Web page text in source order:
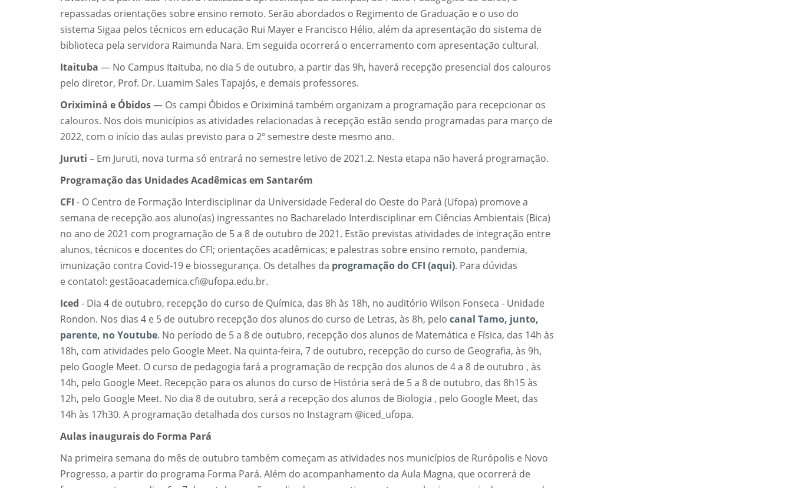
repassadas orientações sobre ensino remoto. Serão abordados o Regimento de Graduação e o uso do
sistema Sigaa pelos técnicos em educação Rui Mayer e Francisco Hélio, além da apresentação do sistema de
biblioteca pela servidora Raimunda Nara. Em seguida ocorrerá o encerramento com apresentação cultural.
Itaituba — No Campus Itaituba, no dia 5 de outubro, a partir das 9h, haverá recepção presencial dos calouros
pelo diretor, Prof. Dr. Luamim Sales Tapajós, e demais professores.
Oriximiná e Óbidos— Os campi Óbidos e Oriximiná também organizam a programação para recepcionar os
calouros. Nos dois municípios as atividades relacionadas à recepção estão sendo programadas para março de
2022, com o início das aulas previsto para o 2º semestre deste mesmo ano.
Juruti – Em Juruti, nova turma só entrará no semestre letivo de 2021.2. Nesta etapa não haverá programação.
Programação das Unidades Acadêmicas em Santarém
CFI - O Centro de Formação Interdisciplinar da Universidade Federal do Oeste do Pará (Ufopa) promove a
semana de recepção aos aluno(as) ingressantes no Bacharelado Interdisciplinar em Ciências Ambientais (Bica)
no ano de 2021 com programação de 5 a 8 de outubro de 2021. Estão previstas atividades de integração entre
alunos, técnicos e docentes do CFI; orientações acadêmicas; e palestras sobre ensino remoto, pandemia,
imunização contra Covid-19 e biossegurança. Os detalhes da programação do CFI (aqui). Para dúvidas
e contatol: gestãoacademica.cfi@ufopa.edu.br.
Iced - Dia 4 de outubro, recepção do curso de Química, das 8h às 18h, no auditório Wilson Fonseca - Unidade
Rondon. Nos dias 4 e 5 de outubro recepção dos alunos do curso de Letras, às 8h, pelo canal Tamo, junto,
parente, no Youtube. No período de 5 a 8 de outubro, recepção dos alunos de Matemática e Física, das 14h às
18h, com atividades pelo Google Meet. Na quinta-feira, 7 de outubro, recepção do curso de Geografia, às 9h,
pelo Google Meet. O curso de pedagogia fará a programação de recpção dos alunos de 4 a 8 de outubro , às
14h, pelo Google Meet. Recepção para os alunos do curso de História será de 5 a 8 de outubro, das 8h15 às
12h, pelo Google Meet. No dia 8 de outubro, será a recepção dos alunos de Biologia , pelo Google Meet, das
14h às 17h30. A programação detalhada dos cursos no Instagram @iced_ufopa.
Aulas inaugurais do Forma Pará
Na primeira semana do mês de outubro também começam as atividades nos municípios de Rurópolis e Novo
Progresso, a partir do programa Forma Pará. Além do acompanhamento da Aula Magna, que ocorrerá de